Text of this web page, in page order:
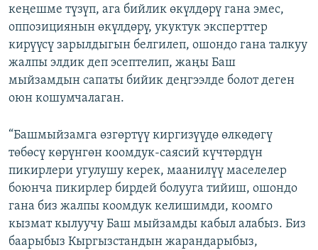
кеңешме түзүп, ага бийлик өкүлдөрү гана эмес,
оппозициянын өкүлдөрү, укуктук эксперттер
кирүүсү зарылдыгын белгилеп, ошондо гана талкуу
жалпы элдик деп эсептелип, жаңы Баш
мыйзамдын сапаты бийик деңгээлде болот деген
оюн кошумчалаган.
“Башмыйзамга өзгөртүү киргизүүдө өлкөдөгү
төбөсү көрүнгөн коомдук-саясий күчтөрдүн
пикирлери угулушу керек, маанилүү маселелер
боюнча пикирлер бирдей болууга тийиш, ошондо
гана биз жалпы коомдук келишимди, коомго
кызмат кылуучу Баш мыйзамды кабыл алабыз. Биз
баарыбыз Кыргызстандын жарандарыбыз,